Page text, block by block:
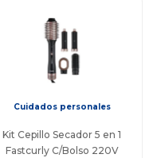
Cuidados personales
Kit Cepillo Secador 5 en 1
Fastcurly C/Bolso 220V